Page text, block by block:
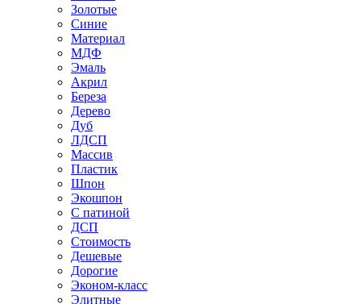
Золотые
Синие
Материал
МДФ
Эмаль
Акрил
Береза
Дерево
Дуб
ЛДСП
Массив
Пластик
Шпон
Экошпон
С патиной
ДСП
Стоимость
Дешевые
Дорогие
Эконом-класс
Элитные